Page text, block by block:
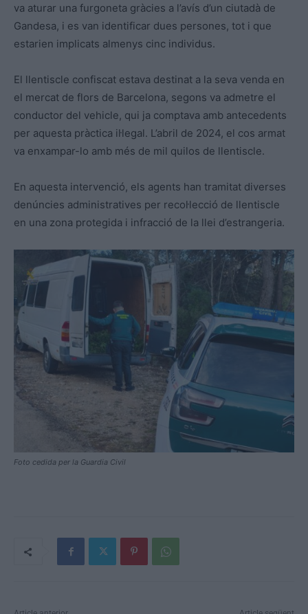
va aturar una furgoneta gràcies a l’avís d’un ciutadà de
Gandesa, i es van identificar dues persones, tot i que
estarien implicats almenys cinc individus.
El llentiscle confiscat estava destinat a la seva venda en
el mercat de flors de Barcelona, segons va admetre el
conductor del vehicle, qui ja comptava amb antecedents
per aquesta pràctica il·legal. L’abril de 2024, el cos armat
va enxampar-lo amb més de mil quilos de llentiscle.
En aquesta intervenció, els agents han tramitat diverses
denúncies administratives per recol·lecció de llentiscle
en una zona protegida i infracció de la llei d’estrangeria.
Foto cedida per la Guardia Civil